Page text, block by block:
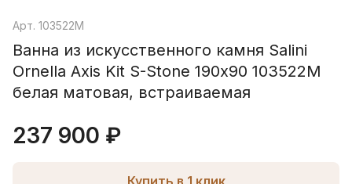
Арт. 103522M
Ванна из искусственного камня Salini
Ornella Axis Kit S-Stone 190х90 103522M
белая матовая, встраиваемая
237 900 ₽
Купить в 1 клик